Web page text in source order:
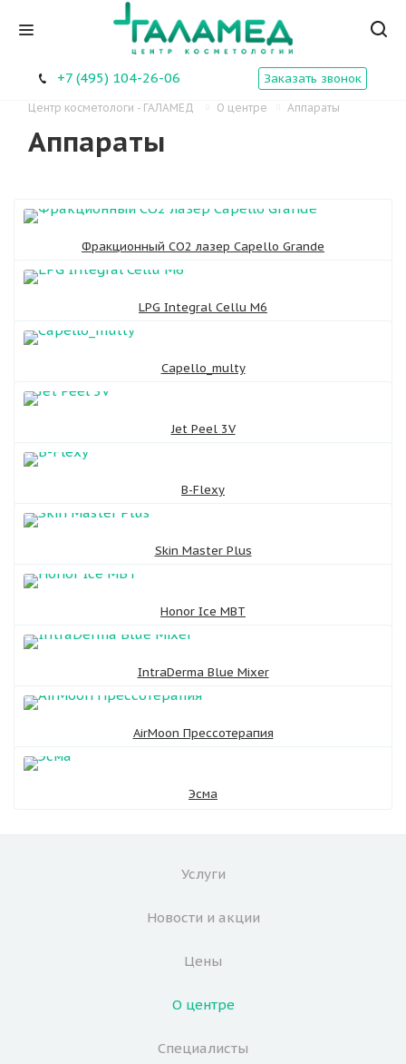
+7 (495) 104-26-06 Заказать звонок
Центр косметологи - ГАЛАМЕД О центре Аппараты
Аппараты
Фракционный СО2 лазер Capello Grande
LPG Integral Cellu M6
Сapello_multy
Jet Peel 3V
B-Flexy
Skin Master Plus
Honor Ice MBT
IntraDerma Blue Mixer
AirMoon Прессотерапия
Эсма
Услуги
Новости и акции
Цены
О центре
Специалисты